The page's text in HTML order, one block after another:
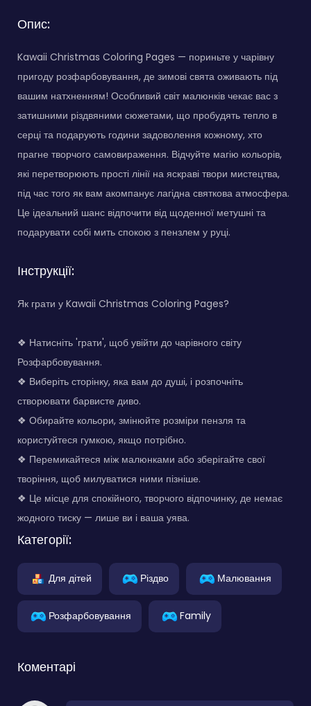
Опис:
Kawaii Christmas Coloring Pages — пориньте у чарівну
пригоду розфарбовування, де зимові свята оживають під
вашим натхненням! Особливий світ малюнків чекає вас з
затишними різдвяними сюжетами, що пробудять тепло в
серці та подарують години задоволення кожному, хто
прагне творчого самовираження. Відчуйте магію кольорів,
які перетворюють прості лінії на яскраві твори мистецтва,
під час того як вам акомпанує лагідна святкова атмосфера.
Це ідеальний шанс відпочити від щоденної метушні та
подарувати собі мить спокою з пензлем у руці.
Інструкції:
Як грати у Kawaii Christmas Coloring Pages?
❖ Натисніть 'грати', щоб увійти до чарівного світу
Розфарбовування.
❖ Виберіть сторінку, яка вам до душі, і розпочніть
створювати барвисте диво.
❖ Обирайте кольори, змінюйте розміри пензля та
користуйтеся гумкою, якщо потрібно.
❖ Перемикайтеся між малюнками або зберігайте свої
творіння, щоб милуватися ними пізніше.
❖ Це місце для спокійного, творчого відпочинку, де немає
жодного тиску — лише ви і ваша уява.
Категорії:
Для дітей Різдво Малювання
Розфарбовування Family
Коментарі